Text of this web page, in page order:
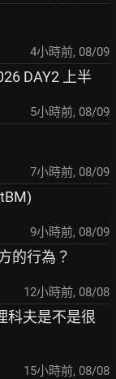
4小時前, 08/09
DAY2 上半
5小時前, 08/09
7小時前, 08/09
9小時前, 08/09
的行為？
12小時前, 08/08
科夫是不是很
15小時前, 08/08